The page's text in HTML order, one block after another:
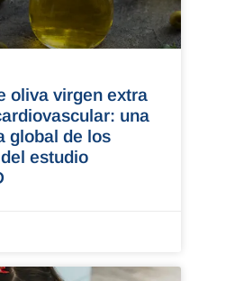
oliva virgen extra
una
global de los
estudio